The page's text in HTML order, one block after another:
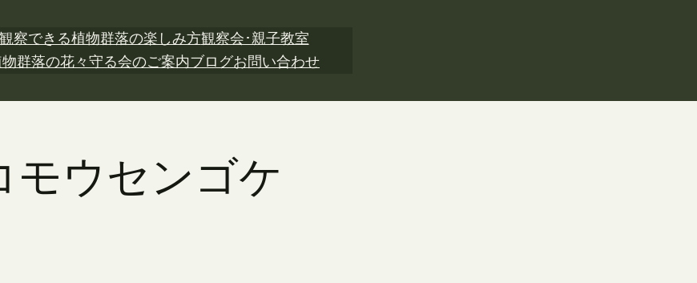
察できる植物群落の楽しみ方観察会･親子教室
群落の花々守る会のご案内ブログお問い合わせ
ウセンゴケ